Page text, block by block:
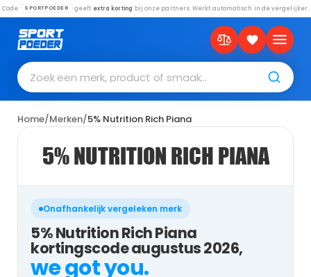
Code SPORTPOEDER geeft extra korting bij onze partners. Werkt automatisch in de vergelijker.
Zoek een merk, product of smaak…
Home/Merken/5% Nutrition Rich Piana
5% NUTRITION RICH PIANA
Onafhankelijk vergeleken merk
5% Nutrition Rich Piana
kortingscode augustus 2026,
we got you.